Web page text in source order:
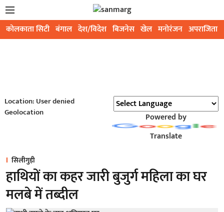
कोलकाता सिटी बंगाल देश/विदेश बिजनेस खेल मनोरंजन अपराजिता
Location: User denied
Geolocation
Powered by
Translate
सिलीगुड़ी
हाथियों का कहर जारी बुजुर्ग महिला का घर
मलबे में तब्दील